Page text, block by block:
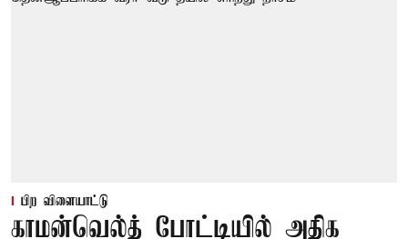
பிற விளையாட்டு
காமன்வெல்த் போட்டியில் அதிக